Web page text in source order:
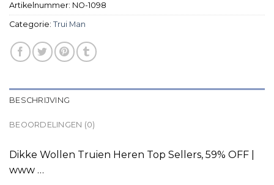
Artikelnummer: NO-1098
Categorie: Trui Man
BESCHRIJVING
BEOORDELINGEN (0)
Dikke Wollen Truien Heren Top Sellers, 59% OFF |
www …